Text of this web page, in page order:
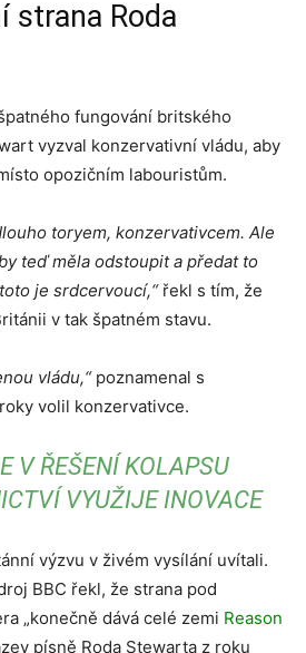
strana Roda
fungování britského
vyzval konzervativní vládu, aby
opozičním labouristům.
toryem, konzervativcem. Ale
teď měla odstoupit a předat to
je srdcervoucí,“řekl s tím, že
v tak špatném stavu.
vládu,“poznamenal s
volil konzervativce.
V ŘEŠENÍ KOLAPSU
VYUŽIJE INOVACE
výzvu v živém vysílání uvítali.
BBC řekl, že strana pod
„konečně dává celé zemi Reason
písně Roda Stewarta z roku